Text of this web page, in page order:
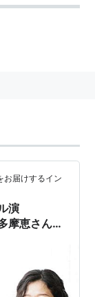
お届けするイン
演
摩恵さん、